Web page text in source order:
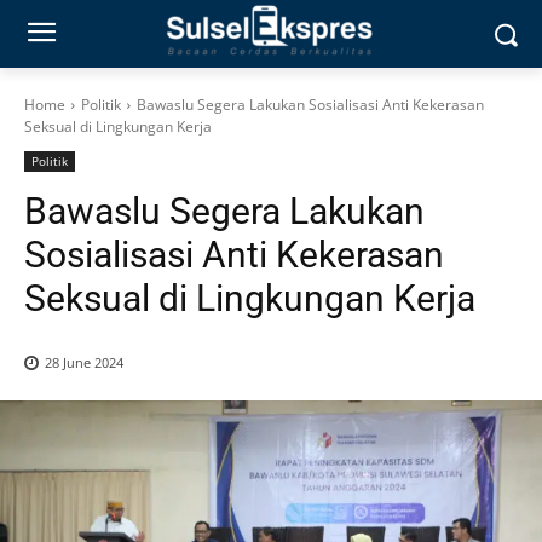
Home Politik
Bawaslu Segera Lakukan Sosialisasi Anti Kekerasan
Seksual di Lingkungan Kerja
Politik
Bawaslu Segera Lakukan
Sosialisasi Anti Kekerasan
Seksual di Lingkungan Kerja
28 June 2024